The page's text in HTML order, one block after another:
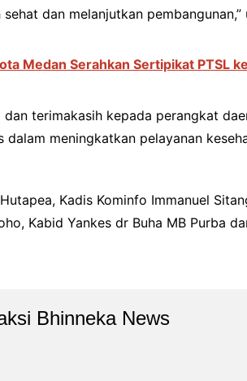
dan melanjutkan pembangunan,”
Medan Serahkan Sertipikat PTSL
terimakasih kepada perangkat
meningkatkan pelayanan
Kadis Kominfo Immanuel
Kabid Yankes dr Buha MB Purba
Bhinneka News